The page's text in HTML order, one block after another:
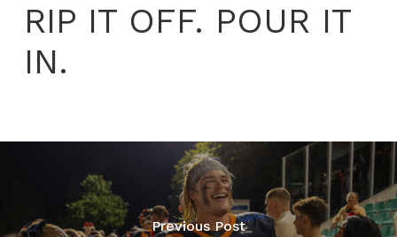
RIP IT OFF. POUR IT
IN.
Previous Post